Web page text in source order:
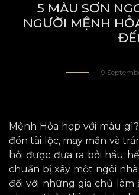
5 MÀU SƠN
NGƯỜI MỆNH
9
Mệnh Hỏa hợp với màu
đón tài lộc, may mắn và
hỏi được đưa ra bởi hầu
chuẩn bị xây một ngôi
đối với những gia chủ làm